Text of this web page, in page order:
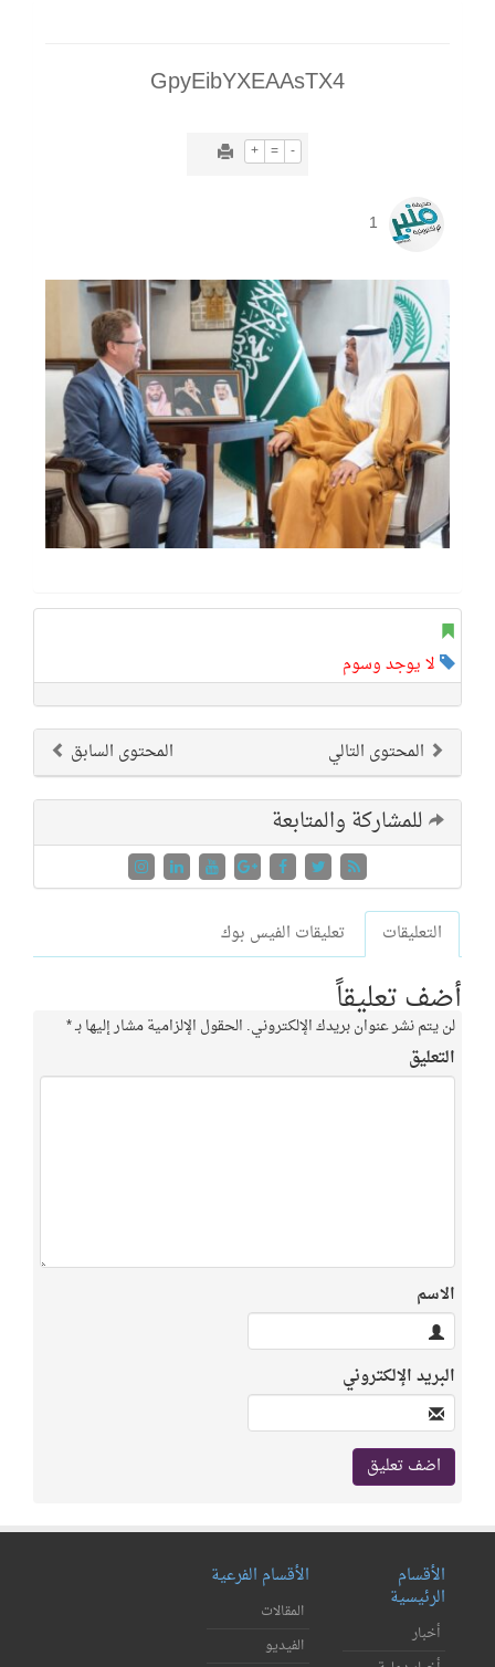
GpyEibYXEAAsTX4
+ = -
1
لا يوجد وسوم
المحتوى السابق المحتوى التالي
للمشاركة والمتابعة
التعليقات تعليقات الفيس بوك
أضف تعليقاً
لن يتم نشر عنوان بريدك الإلكتروني. الحقول الإلزامية مشار إليها بـ*
التعليق
الاسم
البريد الإلكتروني
الأقسام
الرئيسية
أخبار
الأقسام الفرعية
المقالات
الفيديو